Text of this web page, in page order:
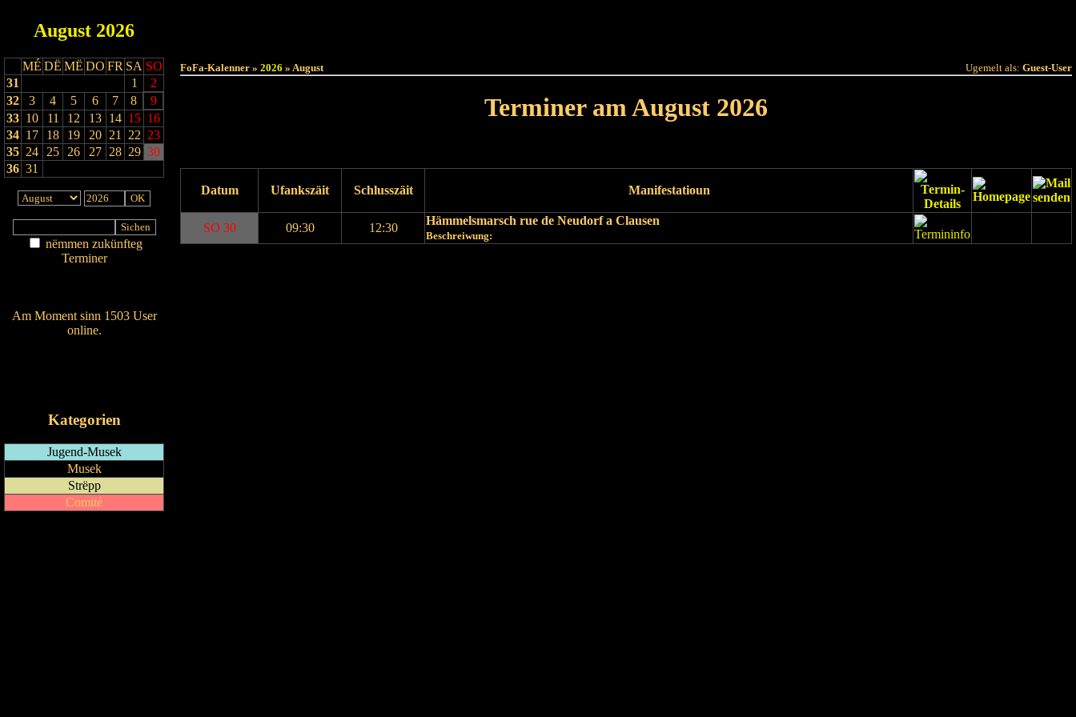
August 2026
MÉ DË MË DO FR SA SO
31
1
2
32
3 4 5 6 7 8
9
33 10 11 12 13 14 15 16
34 17 18 19 20 21 22 23
35 24 25 26 27 28 29 30
36 31
nëmmen zukünfteg
Terminer
Am Moment sinn 1503 User
online.
Kategorien
Jugend-Musek
Musek
Strëpp
Comité
FoFa-Kalenner » 2026 » August Ugemelt als: Guest-User
Terminer am August 2026
Datum Ufankszäit Schlusszäit Manifestatioun
SO 30 09:30 12:30
Hämmelsmarsch rue de Neudorf a Clausen
Beschreiwung: